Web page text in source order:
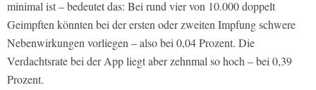
minimal ist – bedeutet das: Bei rund vier von 10.000 doppelt
Geimpften könnten bei der ersten oder zweiten Impfung schwere
Nebenwirkungen vorliegen – also bei 0,04 Prozent. Die
Verdachtsrate bei der App liegt aber zehnmal so hoch – bei 0,39
Prozent.